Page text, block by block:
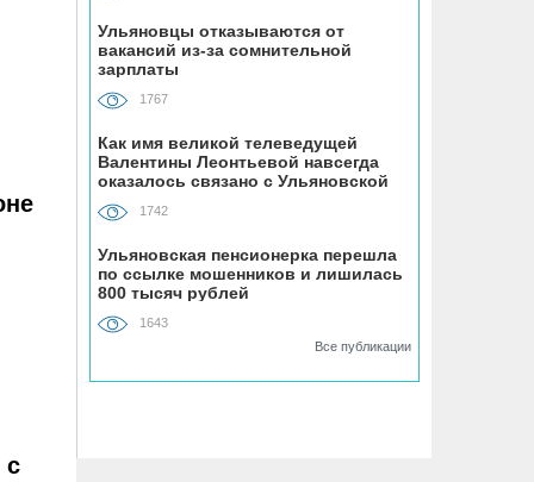
с
07.08, 16:25
Ульяновец отдал мошенникам почти
машину из Европы
07.08, 16:00
УАЗ сделает гламурный внедорожник
для ведущей Первого канала
07.08, 15:25
На Центральном пляже Ульяновска
бассейну
Ульяновцы отказываются от
вакансий из-за сомнительной
зарплаты
1767
Как имя великой телеведущей
Валентины Леонтьевой навсегда
оказалось связано с Ульяновской
областью
1742
Ульяновская пенсионерка перешла
по ссылке мошенников и лишилась
800 тысяч рублей
1643
Все публикации